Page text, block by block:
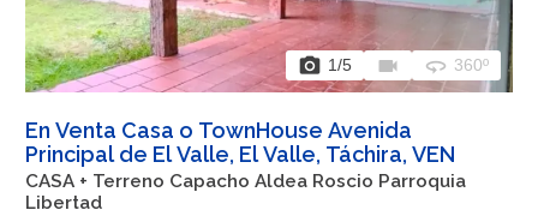
photo_camera 1/5 videocam 360 360º
En Venta Casa o TownHouse Avenida
Principal de El Valle, El Valle, Táchira, VEN
CASA + Terreno Capacho Aldea Roscio Parroquia
Libertad